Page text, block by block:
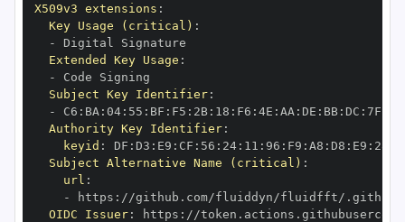
X509v3 extensions :
Key Usage (critical) :
-
Extended Key Usage :
-
Subject Key Identifier:
-
C6 : BA : 04: 55 : BF : F5 : 2B: 18 : F6 : 4E : AA : DE : BB: DC : 7F
Authority Key Identifier:
keyid : DF : D3 : E9 : CF : 56 : 24: 11 : 96 : F9 : A8 : D8 : E9 : 28
Subject Alternative Name (critical) :
url :
-
https :
OIDC Issuer: https :